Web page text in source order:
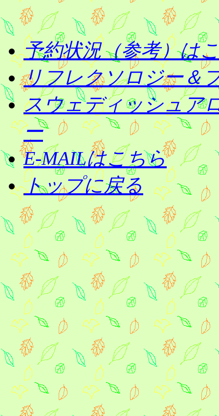
予約状況（参考）は
リフレクソロジー＆
スウェディッシュア
ー
E-MAILはこちら
トップに戻る